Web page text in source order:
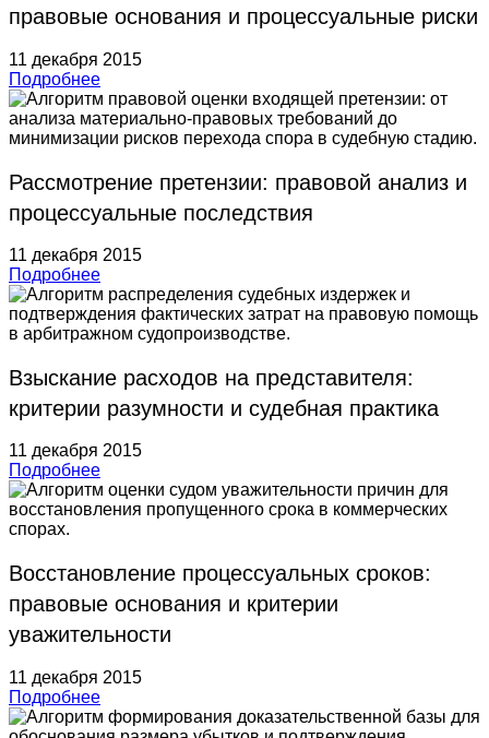
правовые основания и процессуальные риски
11 декабря 2015
Подробнее
Рассмотрение претензии: правовой анализ и
процессуальные последствия
11 декабря 2015
Подробнее
Взыскание расходов на представителя:
критерии разумности и судебная практика
11 декабря 2015
Подробнее
Восстановление процессуальных сроков:
правовые основания и критерии
уважительности
11 декабря 2015
Подробнее